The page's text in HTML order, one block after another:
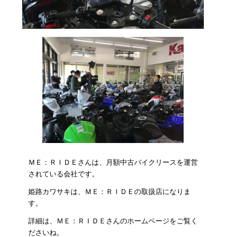
ＭＥ：ＲＩＤＥさんは、月額中古バイクリースを運営
されている会社です。
姫路カワサキは、ＭＥ：ＲＩＤＥの取扱店になりま
す。
詳細は、ＭＥ：ＲＩＤＥさんのホームページをご覧く
ださいね。